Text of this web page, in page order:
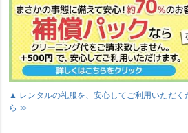
▲ レンタルの礼服を、安心してご利用いただ
ら ≫